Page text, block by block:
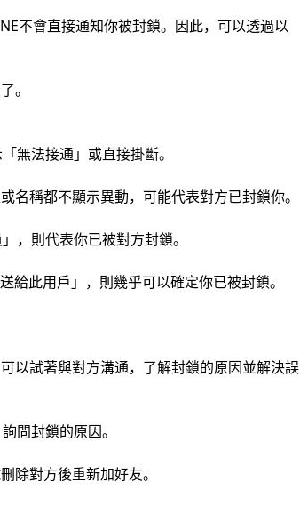
不會直接通知你被封鎖。因此，可以透過以
。
無法接通」或直接掛斷。
稱都不顯示異動，可能代表對方已封鎖你。
，則代表你已被對方封鎖。
此用戶」，則幾乎可以確定你已被封鎖。
以試著與對方溝通，了解封鎖的原因並解決誤
問封鎖的原因。
除對方後重新加好友。